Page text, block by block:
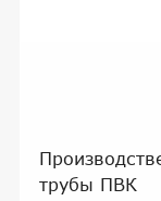
трубы ПВК